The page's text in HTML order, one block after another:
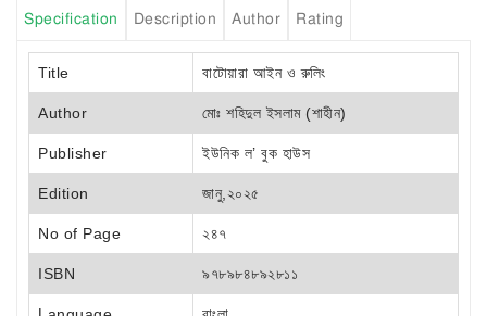
Specification Description Author Rating
Title বাটোয়ারা আইন ও রুলিং
Author মোঃ শহিদুল ইসলাম (শাহীন)
Publisher ইউনিক ল’ বুক হাউস
Edition জানু,২০২৫
No of Page ২৪৭
ISBN ৯৭৮৯৮৪৮৯২৮১১